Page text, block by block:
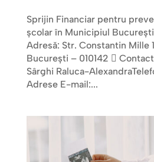
Sprijin Financiar pentru
școlar în Municipiul
Adresă: Str. Constantin Mille
Bucureşti – 010142 
Sârghi Raluca-
Adrese E-mail:...